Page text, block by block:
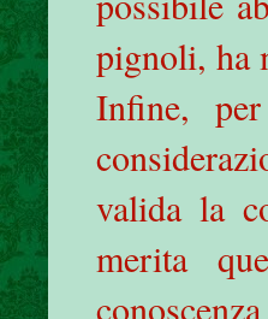
pignoli, ha
Infine,
valida la
merita